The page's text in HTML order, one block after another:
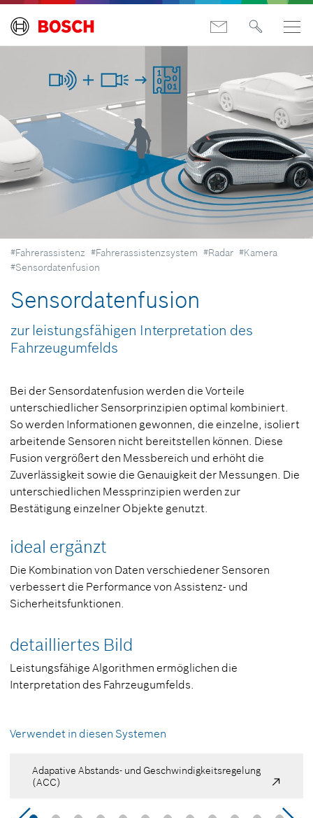
#Fahrerassistenz #Fahrerassistenzsystem #Radar #Kamera
#Sensordatenfusion
Sensordatenfusion
zur leistungsfähigen Interpretation des
Fahrzeugumfelds
Bei der Sensordatenfusion werden die Vorteile
unterschiedlicher Sensorprinzipien optimal kombiniert.
So werden Informationen gewonnen, die einzelne, isoliert
arbeitende Sensoren nicht bereitstellen können. Diese
Fusion vergrößert den Messbereich und erhöht die
Zuverlässigkeit sowie die Genauigkeit der Messungen. Die
unterschiedlichen Messprinzipien werden zur
Bestätigung einzelner Objekte genutzt.
ideal ergänzt
Die Kombination von Daten verschiedener Sensoren
verbessert die Performance von Assistenz- und
Sicherheitsfunktionen.
detailliertes Bild
Leistungsfähige Algorithmen ermöglichen die
Interpretation des Fahrzeugumfelds.
Verwendet in diesen Systemen
Adapative Abstands- und Geschwindigkeitsregelung
(ACC)